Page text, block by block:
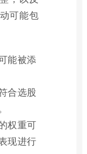
可能包
能被添
合选股
权重可
现进行